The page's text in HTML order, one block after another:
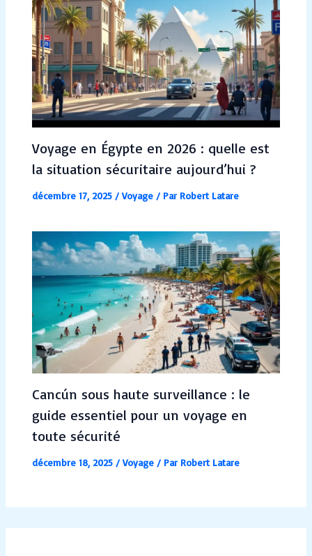
Voyage en Égypte en 2026 : quelle est
la situation sécuritaire aujourd’hui ?
décembre 17, 2025 /Voyage/ Par Robert Latare
Cancún sous haute surveillance : le
guide essentiel pour un voyage en
toute sécurité
décembre 18, 2025 /Voyage/ Par Robert Latare